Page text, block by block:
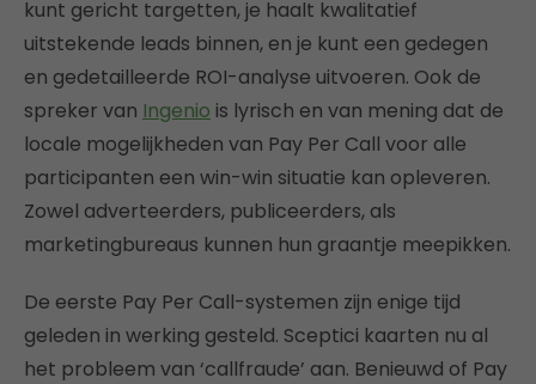
kunt gericht targetten, je haalt kwalitatief
uitstekende leads binnen, en je kunt een gedegen
en gedetailleerde ROI-analyse uitvoeren. Ook de
spreker van Ingenio is lyrisch en van mening dat de
locale mogelijkheden van Pay Per Call voor alle
participanten een win-win situatie kan opleveren.
Zowel adverteerders, publiceerders, als
marketingbureaus kunnen hun graantje meepikken.
De eerste Pay Per Call-systemen zijn enige tijd
geleden in werking gesteld. Sceptici kaarten nu al
het probleem van ‘callfraude’ aan. Benieuwd of Pay